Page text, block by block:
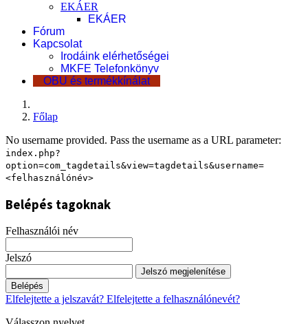
EKÁER
EKÁER
Fórum
Kapcsolat
Irodáink elérhetőségei
MKFE Telefonkönyv
OBU és termékkínálat
Főlap
No username provided. Pass the username as a URL parameter:
index.php?
option=com_tagdetails&view=tagdetails&username=
<felhasználónév>
Belépés tagoknak
Felhasználói név
Jelszó
Jelszó megjelenítése
Belépés
Elfelejtette a jelszavát? Elfelejtette a felhasználónevét?